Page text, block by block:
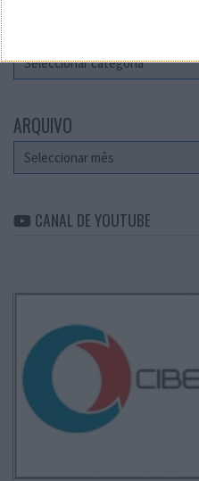
ARQUIVO
Arquivo
CANAL DE YOUTUBE